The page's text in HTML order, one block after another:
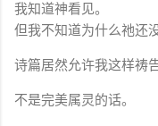
我知道神看见。
但我不知道为什么祂还
诗篇居然允许我这样祷告
不是完美属灵的话。